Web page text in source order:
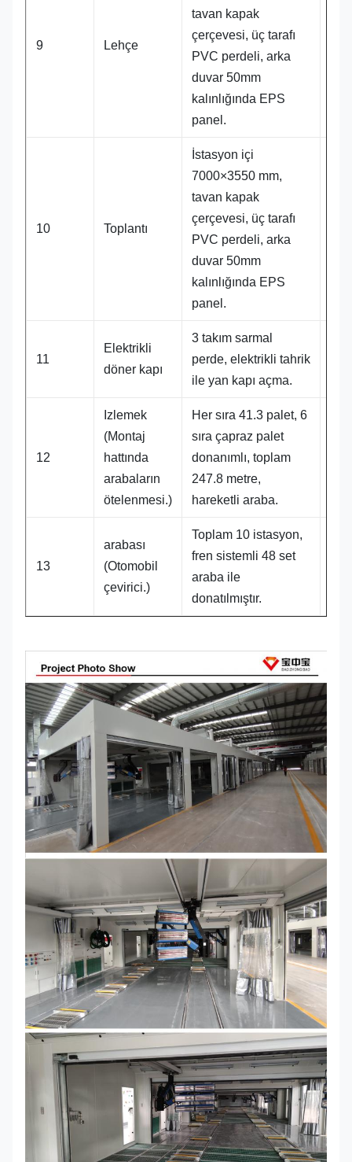
9 Lehçe
tavan kapak
çerçevesi, üç tarafı
PVC perdeli, arka
duvar 50mm
kalınlığında EPS
panel.
10 Toplantı
İstasyon içi
7000×3550 mm,
tavan kapak
çerçevesi, üç tarafı
PVC perdeli, arka
duvar 50mm
kalınlığında EPS
panel.
11
Elektrikli
döner kapı
3 takım sarmal
perde, elektrikli tahrik
ile yan kapı açma.
12
Izlemek
(Montaj
hattında
arabaların
ötelenmesi.)
Her sıra 41.3 palet, 6
sıra çapraz palet
donanımlı, toplam
247.8 metre,
hareketli araba.
13
arabası
(Otomobil
çevirici.)
Toplam 10 istasyon,
fren sistemli 48 set
araba ile
donatılmıştır.